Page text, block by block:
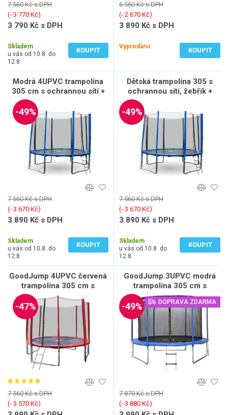
7 560 Kč s DPH
(‐ 3 770 Kč)
3 790 Kč s DPH
Skladem
u vás od 10.8. do
12.8.
KOUPIT
6 560 Kč s DPH
(‐ 2 670 Kč)
3 890 Kč s DPH
Vyprodáno
KOUPIT
Modrá 4UPVC trampolína
305 cm s ochrannou sítí +
žebřík + krycí plachta
-49%
7 560 Kč s DPH
(‐ 3 670 Kč)
3 890 Kč s DPH
Skladem
u vás od 10.8. do
12.8.
KOUPIT
Dětská trampolína 305 s
ochrannou sítí, žebřík +
krycí plachta ZDARMA
-49%
7 560 Kč s DPH
(‐ 3 670 Kč)
3 890 Kč s DPH
Skladem
u vás od 10.8. do
12.8.
KOUPIT
GoodJump 4UPVC červená
trampolína 305 cm s
ochrannou sítí + žebřík +
krycí plachta
-47%
7 560 Kč s DPH
(‐ 3 570 Kč)
GoodJump 3UPVC modrá
trampolína 305 cm s
ochrannou sítí + žebřík -
Inside
DOPRAVA ZDARMA
-49%
7 870 Kč s DPH
(‐ 3 880 Kč)